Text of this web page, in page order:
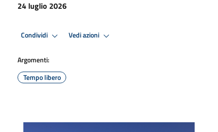
24 luglio 2026
Condividi Vedi azioni
Argomenti:
Tempo libero